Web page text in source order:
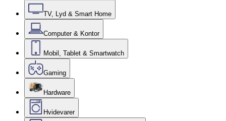
TV, Lyd & Smart Home
Computer & Kontor
Mobil, Tablet & Smartwatch
Gaming
Hardware
Hvidevarer